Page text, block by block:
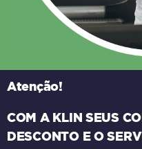
Atenção!
COM A KLIN SEUS
DESCONTO E O